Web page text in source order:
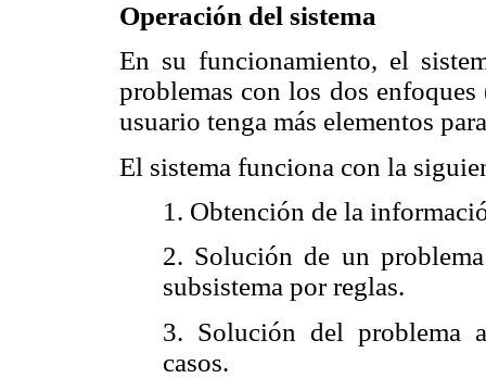
Operación del sistema
En su funcionamiento, el
problemas con los dos
usuario tenga más elementos
El sistema funciona con la
1. Obtención de la
2. Solución de un
subsistema por reglas.
3. Solución del problema
casos.